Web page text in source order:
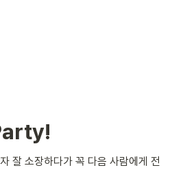
잘 소장하다가 꼭 다음 사람에게 전